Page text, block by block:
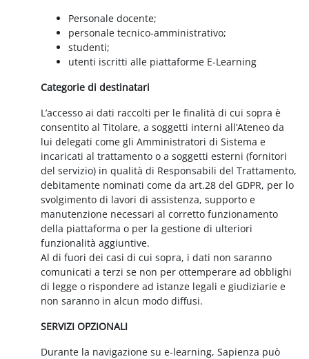
Personale docente;
personale tecnico-amministrativo;
studenti;
utenti iscritti alle piattaforme E-Learning
Categorie di destinatari
L’accesso ai dati raccolti per le finalità di cui sopra è
consentito al Titolare, a soggetti interni all’Ateneo da
lui delegati come gli Amministratori di Sistema e
incaricati al trattamento o a soggetti esterni (fornitori
del servizio) in qualità di Responsabili del Trattamento,
debitamente nominati come da art.28 del GDPR, per lo
svolgimento di lavori di assistenza, supporto e
manutenzione necessari al corretto funzionamento
della piattaforma o per la gestione di ulteriori
funzionalità aggiuntive.
Al di fuori dei casi di cui sopra, i dati non saranno
comunicati a terzi se non per ottemperare ad obblighi
di legge o rispondere ad istanze legali e giudiziarie e
non saranno in alcun modo diffusi.
SERVIZI OPZIONALI
Durante la navigazione su e-learning, Sapienza può